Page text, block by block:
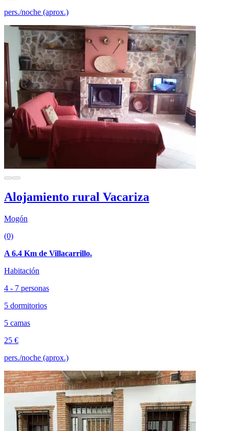
pers./noche (aprox.)
Alojamiento rural Vacariza
Mogón
(0)
A 6.4 Km de Villacarrillo.
Habitación
4 - 7 personas
5 dormitorios
5 camas
25 €
pers./noche (aprox.)